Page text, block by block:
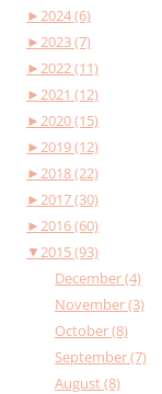
►2024 (6)
►2023 (7)
►2022 (11)
►2021 (12)
►2020 (15)
►2019 (12)
►2018 (22)
►2017 (30)
►2016 (60)
▼2015 (93)
December (4)
November (3)
October (8)
September (7)
August (8)